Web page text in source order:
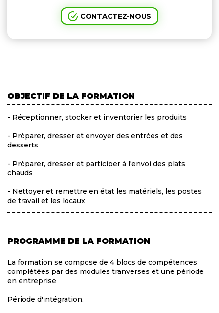
CONTACTEZ-NOUS
OBJECTIF DE LA FORMATION
- Réceptionner, stocker et inventorier les produits
- Préparer, dresser et envoyer des entrées et des
desserts
- Préparer, dresser et participer à l'envoi des plats
chauds
- Nettoyer et remettre en état les matériels, les postes
de travail et les locaux
PROGRAMME DE LA FORMATION
La formation se compose de 4 blocs de compétences
complétées par des modules tranverses et une période
en entreprise
Période d'intégration.